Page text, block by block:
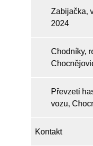
Zabijačka,
2024
Chodníky,
Převzetí
vozu,
Kontakt